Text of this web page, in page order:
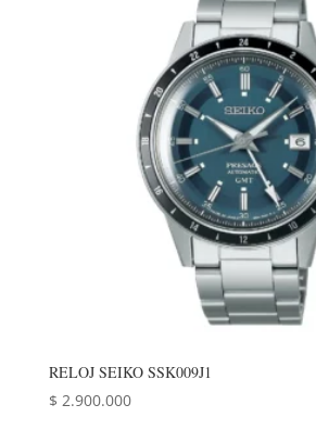
RELOJ SEIKO SSK009J1
$ 2.900.000